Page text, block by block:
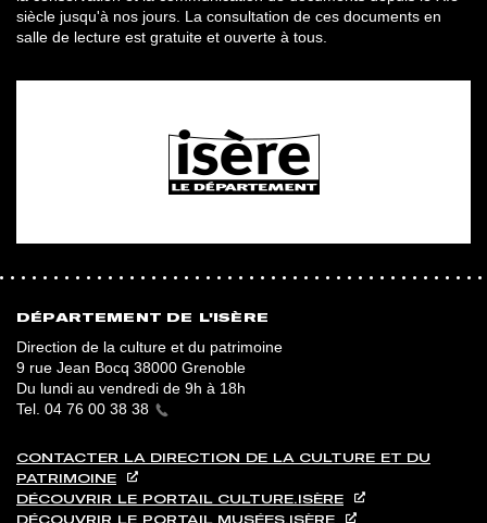
siècle jusqu'à nos jours. La consultation de ces documents en
salle de lecture est gratuite et ouverte à tous.
DÉPARTEMENT DE L'ISÈRE
Direction de la culture et du patrimoine
9 rue Jean Bocq 38000 Grenoble
Du lundi au vendredi de 9h à 18h
Tel. 04 76 00 38 38
CONTACTER LA DIRECTION DE LA CULTURE ET DU
PATRIMOINE
DÉCOUVRIR LE PORTAIL CULTURE.ISÈRE
DÉCOUVRIR LE PORTAIL MUSÉES.ISÈRE